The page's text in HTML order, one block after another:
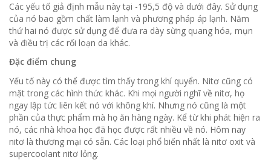
Các yếu tố giả định mẫu này tại -195,5 độ và dưới đây. Sử dụng
của nó bao gồm chất làm lạnh và phương pháp áp lạnh. Năm
thứ hai nó được sử dụng để đưa ra dày sừng quang hóa, mụn
và điều trị các rối loạn da khác.
Đặc điểm chung
Yếu tố này có thể được tìm thấy trong khí quyển. Nitơ cũng có
mặt trong các hình thức khác. Khi mọi người nghĩ về nitơ, họ
ngay lập tức liên kết nó với không khí. Nhưng nó cũng là một
phần của thực phẩm mà họ ăn hàng ngày. Kể từ khi phát hiện ra
nó, các nhà khoa học đã học được rất nhiều về nó. Hôm nay
nitơ là thương mại có sẵn. Các loại phổ biến nhất là nitơ oxit và
supercoolant nitơ lỏng.